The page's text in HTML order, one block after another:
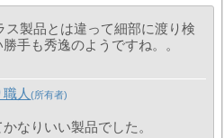
ス製品とは違って細部に渡り検
手も秀逸のようですね。。
職人
なりいい製品でした。